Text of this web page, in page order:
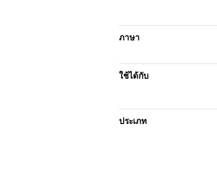
ภาษา
ใช้ได้กับ
ประเภท